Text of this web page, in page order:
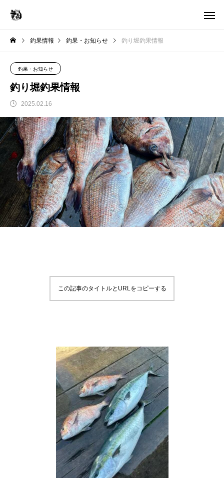
釣果情報 釣果・お知らせ 釣り堀釣果情報
釣果・お知らせ
釣り堀釣果情報
2025.02.16
この記事のタイトルとURLをコピーする